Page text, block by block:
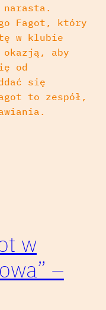
narasta.
Fagot, który
w klubie
okazją, aby
od
się
to zespół,
w
–